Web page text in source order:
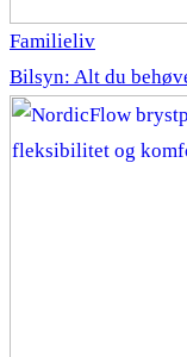
Familieliv
Bilsyn: Alt du